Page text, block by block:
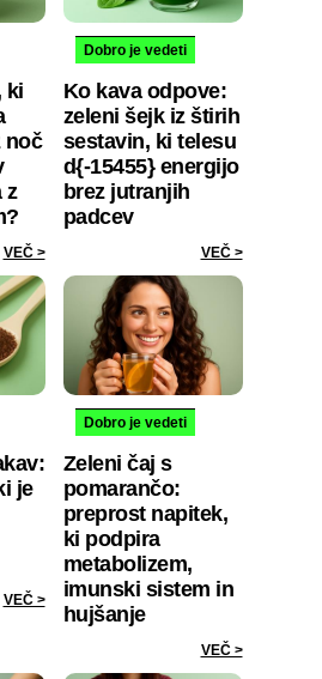
ki
noč
z
VEČ >
Dobro je vedeti
Ko kava odpove:
zeleni šejk iz štirih
sestavin, ki telesu
d{-15455} energijo
brez jutranjih
padcev
VEČ >
je
VEČ >
Dobro je vedeti
Zeleni čaj s
pomarančo:
preprost napitek,
ki podpira
metabolizem,
imunski sistem in
hujšanje
VEČ >